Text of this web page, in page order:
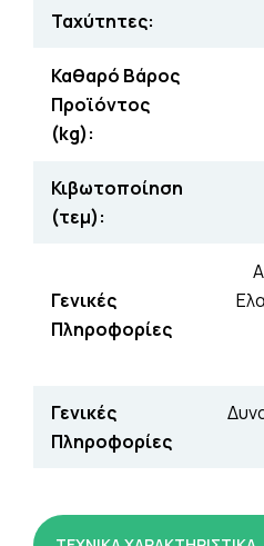
Ταχύτητες:
Καθαρό Βάρος
Προϊόντος
(kg):
Κιβωτοποίηση
(τεμ):
Γενικές
Πληροφορίες
Γενικές
Πληροφορίες